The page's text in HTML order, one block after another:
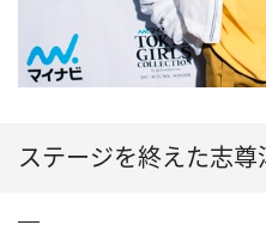
ステージを終えた志